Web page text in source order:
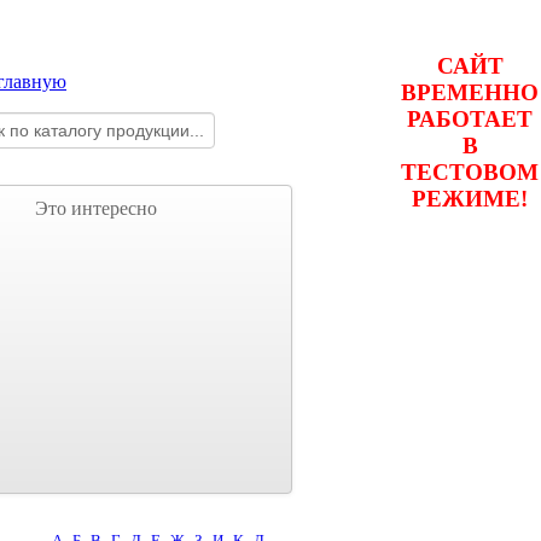
САЙТ
ВРЕМЕННО
РАБОТАЕТ
В
ТЕСТОВОМ
РЕЖИМЕ!
Это интересно